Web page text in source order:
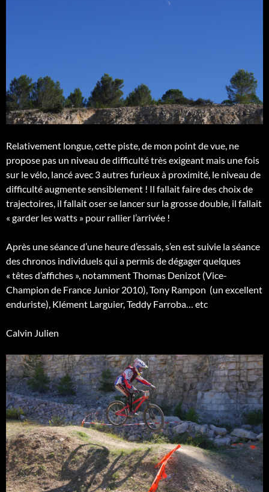
Relativement longue, cette piste, de mon point de vue, ne
propose pas un niveau de difficulté très exigeant mais une fois
sur le vélo, lancé avec 3 autres furieux à proximité, le niveau de
difficulté augmente sensiblement ! Il fallait faire des choix de
trajectoires, il fallait oser se lancer sur la grosse double, il fallait
« garder les watts » pour rallier l’arrivée !
Après une séance d’une heure d’essais, s’en est suivie la séance
des chronos individuels qui a permis de dégager quelques
« têtes d’affiches », notamment Thomas Denizot (Vice-
Champion de France Junior 2010), Tony Rampon (un excellent
enduriste), Klément Larguier, Teddy Farroba… etc
Calvin Julien